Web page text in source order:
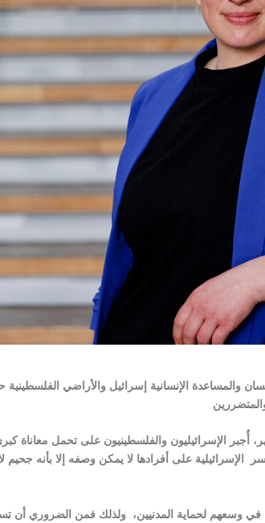
والمساعدة الإنسانية إسرائيل والأراضي الفلسطينية
الإسرائيليون والفلسطينيون على تحمل معاناة
على أفرادها لا يمكن وصفه إلا بأنه جحيم
في وسعهم لحماية المدنيين، ولذلك فمن الضروري أن